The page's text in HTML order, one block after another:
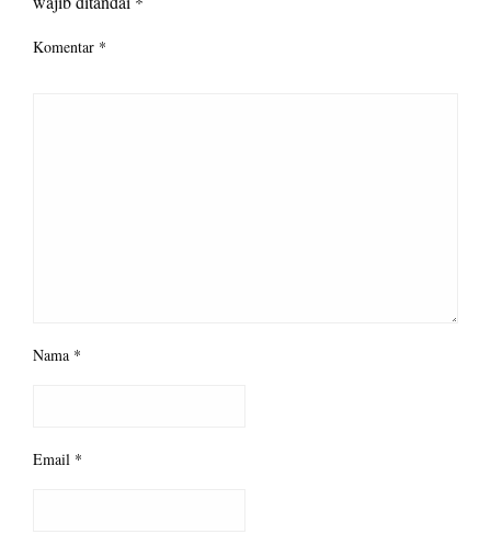
Komentar *
Nama *
Email *